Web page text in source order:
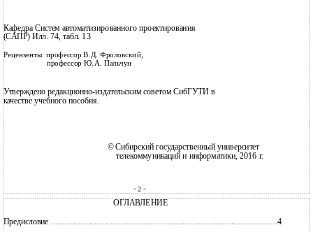
Кафедра Систем автоматизированного проектирования
(САПР) Илл. 74, табл. 13
Рецензенты: профессор В.Д. Фроловский,
профессор Ю.А. Пальчун
Утверждено редакционно-издательским советом СибГУТИ в
качестве учебного пособия.
©Сибирский государственный университет
телекоммуникаций и информатики, 2016 г.
- 2 -
ОГЛАВЛЕНИЕ
Предисловие …………………………………………..………………..……………4